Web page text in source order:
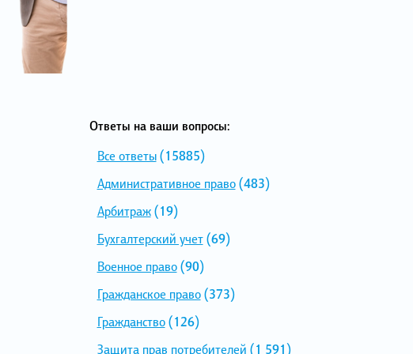
Ответы на ваши вопросы:
Все ответы(15885)
Административное право(483)
Арбитраж(19)
Бухгалтерский учет(69)
Военное право(90)
Гражданское право(373)
Гражданство(126)
Защита прав потребителей (1 591)